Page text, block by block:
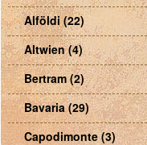
Alföldi (22)
Altwien (4)
Bertram (2)
Bavaria (29)
Capodimonte (3)